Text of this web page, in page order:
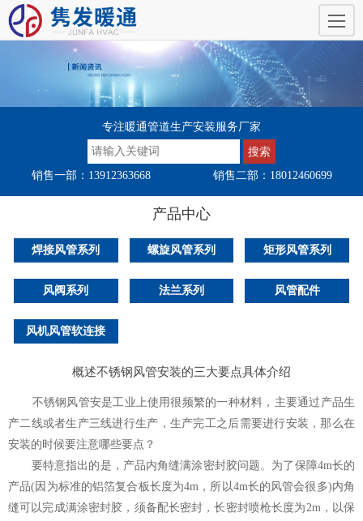
专注暖通管道生产安装服务厂家
销售一部：13912363668 销售二部：18012460699
产品中心
焊接风管系列 螺旋风管系列 矩形风管系列
风阀系列 法兰系列 风管配件
风机风管软连接
概述不锈钢风管安装的三大要点具体介绍
不锈钢风管安是工业上使用很频繁的一种材料，主要通过产品生
产二线或者生产三线进行生产，生产完工之后需要进行安装，那么在
安装的时候要注意哪些要点？
要特意指出的是，产品内角缝满涂密封胶问题。为了保障4m长的
产品(因为标准的铝箔复合板长度为4m，所以4m长的风管会很多)内角
缝可以完成满涂密封胶，须备配长密封，长密封喷枪长度为2m，以保